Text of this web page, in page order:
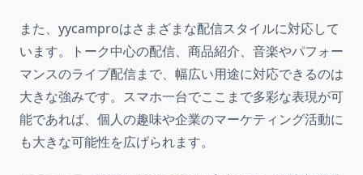
また、yycamproはさまざまな配信スタイルに対応して
います。トーク中心の配信、商品紹介、音楽やパフォー
マンスのライブ配信まで、幅広い用途に対応できるのは
大きな強みです。スマホ一台でここまで多彩な表現が可
能であれば、個人の趣味や企業のマーケティング活動に
も大きな可能性を広げられます。